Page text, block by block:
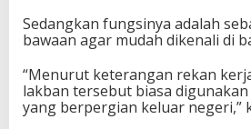
Sedangkan fungsinya adalah
bawaan agar mudah dikenali di
“Menurut keterangan rekan
lakban tersebut biasa
yang berpergian keluar negeri,”